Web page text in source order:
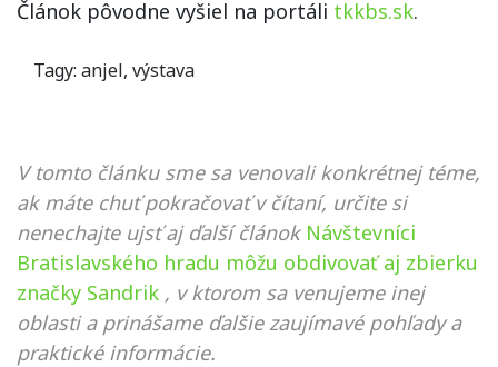
Článok pôvodne vyšiel na portáli tkkbs.sk.
Tagy: anjel, výstava
V tomto článku sme sa venovali konkrétnej téme,
ak máte chuť pokračovať v čítaní, určite si
nenechajte ujsť aj ďalší článok Návštevníci
Bratislavského hradu môžu obdivovať aj zbierku
značky Sandrik , v ktorom sa venujeme inej
oblasti a prinášame ďalšie zaujímavé pohľady a
praktické informácie.